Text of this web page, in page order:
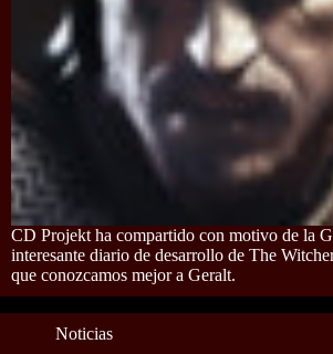
CD Projekt ha compartido con motivo de la
interesante diario de desarrollo de The
que conozcamos mejor a Geralt.
Noticias